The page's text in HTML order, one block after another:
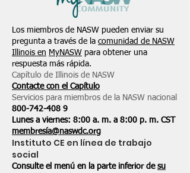
Los miembros de NASW pueden enviar su
pregunta a través de la comunidad de NASW
Illinois en MyNASW para obtener una
respuesta más rápida.
Capítulo de Illinois de NASW
Contacte con el Capítulo
Servicios para miembros de la NASW nacional
800-742-408 9
Lunes a viernes: 8:00 a. m. a 8:00 p. m. CST
membresía@naswdc.org
Instituto CE en línea de trabajo
social
Consulte el menú en la parte inferior de su